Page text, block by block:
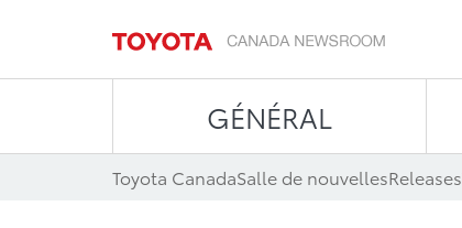
GÉNÉRAL
Toyota CanadaSalle de nouvellesReleases